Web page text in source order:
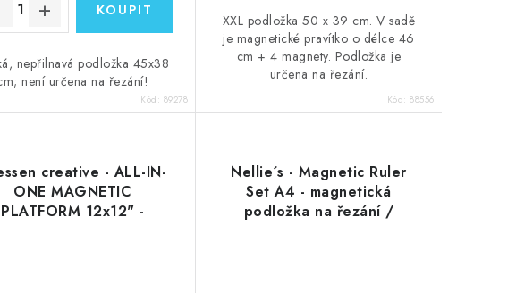
nepřilnavá podložka 45x38
není určena na řezání!
Kód: 89278
XXL podložka 50 x 39 cm. V sadě
je magnetické pravítko o délce 46
cm + 4 magnety. Podložka je
určena na řezání.
Kód:88556
creative - ALL-IN-
ONE MAGNETIC
PLATFORM 12x12" -
Nellie´s - Magnetic Ruler
Set A4 - magnetická
podložka na řezání /